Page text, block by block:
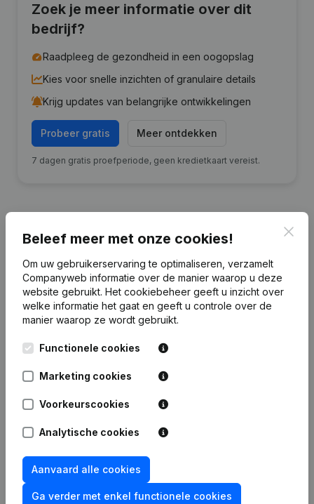
Zoek je meer informatie over dit
bedrijf?
Raadpleeg de gezondheid in een oogopslag
Kies voor snelle inzichten of granulaire details
Krijg updates van belangrijke ontwikkelingen
Probeer gratis Meer ontdekken
7 dagen gratis proefperiode, geen kredietkaart vereist.
Datum Publicatie
Rubriek Oprichting (Nieuwe
enz...)
Veelgestelde vragen
Wat is het btw-nummer van Assist Accurate?
Beleef meer met onze cookies!
Om uw gebruikerservaring te optimaliseren, verzamelt
Companyweb informatie over de manier waarop u deze
website gebruikt. Het cookiebeheer geeft u inzicht over
welke informatie het gaat en geeft u controle over de
manier waarop ze wordt gebruikt.
Functionele cookies
Marketing cookies
Voorkeurscookies
Analytische cookies
Aanvaard alle cookies
Ga verder met enkel functionele cookies